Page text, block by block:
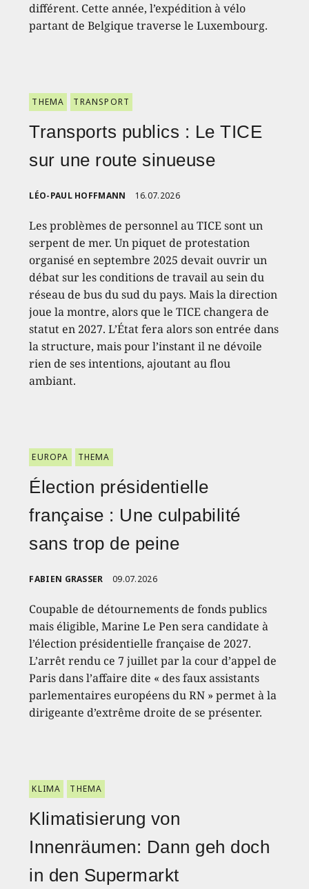
différent. Cette année, l’expédition à vélo
partant de Belgique traverse le Luxembourg.
THEMA TRANSPORT
Transports publics : Le TICE
sur une route sinueuse
LÉO-PAUL HOFFMANN 16.07.2026
Les problèmes de personnel au TICE sont un
serpent de mer. Un piquet de protestation
organisé en septembre 2025 devait ouvrir un
débat sur les conditions de travail au sein du
réseau de bus du sud du pays. Mais la direction
joue la montre, alors que le TICE changera de
statut en 2027. L’État fera alors son entrée dans
la structure, mais pour l’instant il ne dévoile
rien de ses intentions, ajoutant au flou
ambiant.
EUROPA THEMA
Élection présidentielle
française : Une culpabilité
sans trop de peine
FABIEN GRASSER 09.07.2026
Coupable de détournements de fonds publics
mais éligible, Marine Le Pen sera candidate à
l’élection présidentielle française de 2027.
L’arrêt rendu ce 7 juillet par la cour d’appel de
Paris dans l’affaire dite « des faux assistants
parlementaires européens du RN » permet à la
dirigeante d’extrême droite de se présenter.
KLIMA THEMA
Klimatisierung von
Innenräumen: Dann geh doch
in den Supermarkt